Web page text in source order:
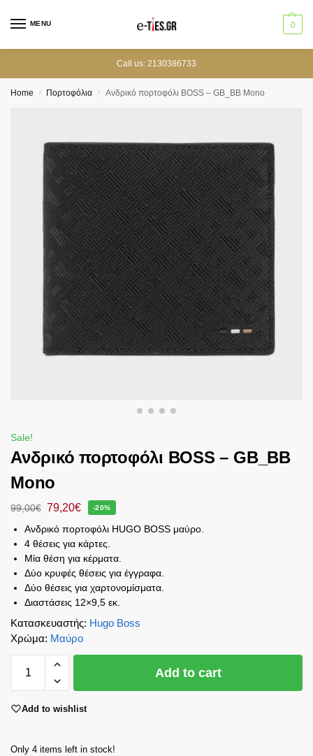
MENU 0
Call us: 2130386733
Home / Πορτοφόλια / Ανδρικό πορτοφόλι BOSS – GB_BB Mono
Sale!
Ανδρικό πορτοφόλι BOSS – GB_BB
Mono
99,00€ 79,20€ -20%
Ανδρικό πορτοφόλι HUGO BOSS μαύρο.
4 θέσεις για κάρτες.
Mία θέση για κέρματα.
Δύο κρυφές θέσεις για έγγραφα.
Δύο θέσεις για χαρτονομίσματα.
Διαστάσεις 12×9,5 εκ.
Κατασκευαστής: Hugo Boss
Χρώμα: Μαύρο
Add to cart
Add to wishlist
Only 4 items left in stock!